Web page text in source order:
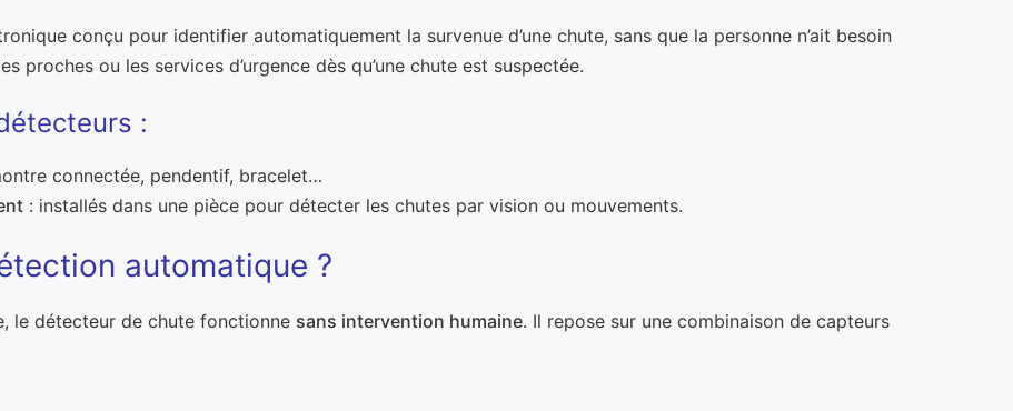
conçu pour identifier automatiquement la survenue d’une chute, sans que la personne n’ait besoin
proches ou les services d’urgence dès qu’une chute est suspectée.
:
connectée, pendentif, bracelet…
: installés dans une pièce pour détecter les chutes par vision ou mouvements.
automatique ?
le détecteur de chute fonctionne sans intervention humaine. Il repose sur une combinaison de capteurs